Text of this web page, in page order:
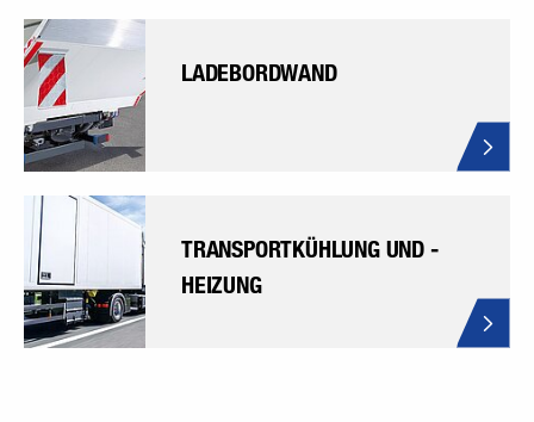
LADEBORDWAND
TRANSPORTKÜHLUNG UND -
HEIZUNG